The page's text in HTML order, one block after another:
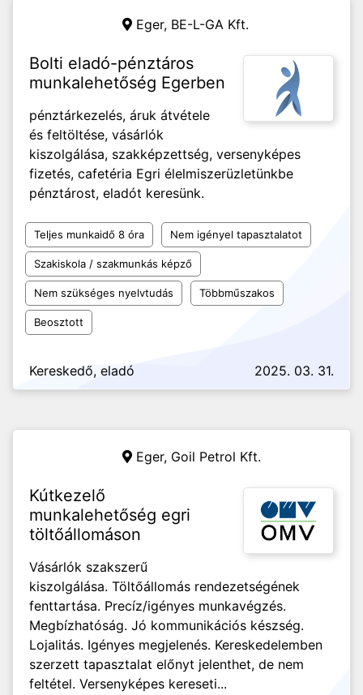
Eger, BE-L-GA Kft.
Bolti eladó-pénztáros
munkalehetőség Egerben
pénztárkezelés, áruk átvétele
és feltöltése, vásárlók
kiszolgálása, szakképzettség, versenyképes
fizetés, cafetéria Egri élelmiszerüzletünkbe
pénztárost, eladót keresünk.
Teljes munkaidő 8 óra Nem igényel tapasztalatot
Szakiskola / szakmunkás képző
Nem szükséges nyelvtudás Többműszakos
Beosztott
Kereskedő, eladó 2025. 03. 31.
Eger, Goil Petrol Kft.
Kútkezelő
munkalehetőség egri
töltőállomáson
Vásárlók szakszerű
kiszolgálása. Töltőállomás rendezetségének
fenttartása. Precíz/igényes munkavégzés.
Megbízhatóság. Jó kommunikációs készség.
Lojalitás. Igényes megjelenés. Kereskedelemben
szerzett tapasztalat előnyt jelenthet, de nem
feltétel. Versenyképes kereseti...